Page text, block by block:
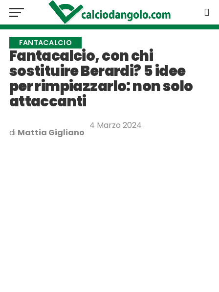
FANTACALCIO
Fantacalcio, con chi
sostituire Berardi? 5 idee
per rimpiazzarlo: non solo
attaccanti
di Mattia Gigliano
4 Marzo 2024